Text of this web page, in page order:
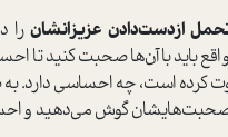
ازدست‌دادن عزیزانشانرا
باید با آن‌ها صحبت کنید تا
کرده است، چه احساسی دارد.
صحبت‌هایشان گوش می‌دهید و